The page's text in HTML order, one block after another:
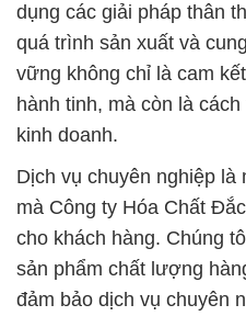
dụng các giải pháp thân
quá trình sản xuất và
vững không chỉ là cam
hành tinh, mà còn là
kinh doanh.
Dịch vụ chuyên nghiệp
mà Công ty Hóa Chất
cho khách hàng. Chúng
sản phẩm chất lượng
đảm bảo dịch vụ chuyên